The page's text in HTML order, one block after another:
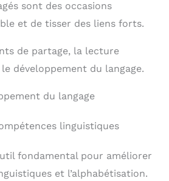
sont des occasions
et de tisser des liens forts.
de partage, la lecture
développement du langage.
du langage
linguistiques
fondamental pour améliorer
et l’alphabétisation.